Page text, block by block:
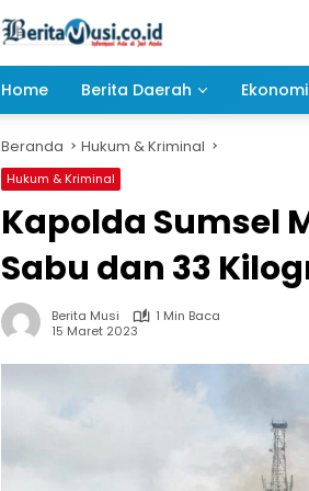
Home Berita Daerah
Beranda Hukum & Kriminal
Hukum & Kriminal
Kapolda Sumsel
Sabu dan 33
Berita Musi
1 Min Baca
15 Maret 2023